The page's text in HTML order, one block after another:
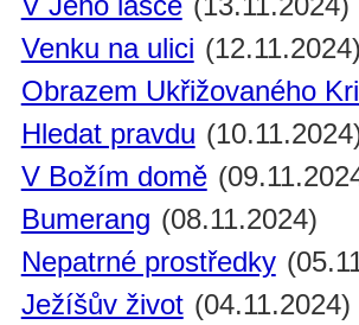
Venku na ulici (12.11.2024)
Obrazem Ukřižovaného
Hledat pravdu
V Božím domě
Bumerang (08.11.2024)
Nepatrné prostředky
Ježíšův život (04.11.2024)